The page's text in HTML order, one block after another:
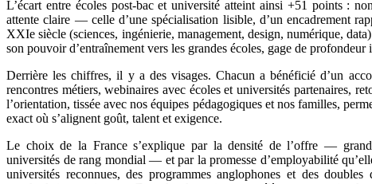
L’écart entre écoles post-bac et université atteint ainsi +51 points :
attente claire — celle d’une spécialisation lisible, d’un encadrement
XXIe siècle (sciences, ingénierie, management, design, numérique,
son pouvoir d’entraînement vers les grandes écoles, gage de
Derrière les chiffres, il y a des visages. Chacun a bénéficié d’un
rencontres métiers, webinaires avec écoles et universités partenaires,
l’orientation, tissée avec nos équipes pédagogiques et nos familles,
exact où s’alignent goût, talent et exigence.
Le choix de la France s’explique par la densité de l’offre —
universités de rang mondial — et par la promesse d’employabilité
universités reconnues, des programmes anglophones et des